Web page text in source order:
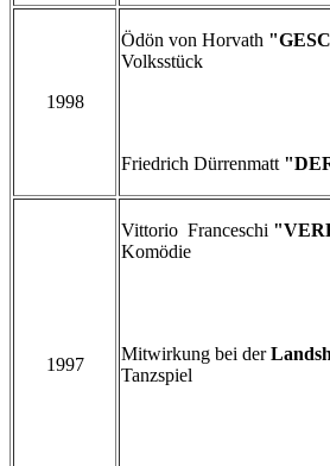
1998
Ödön von Horvath
Volksstück
Friedrich Dürrenmatt
1997
Vittorio Franceschi
Komödie
Mitwirkung bei der
Tanzspiel